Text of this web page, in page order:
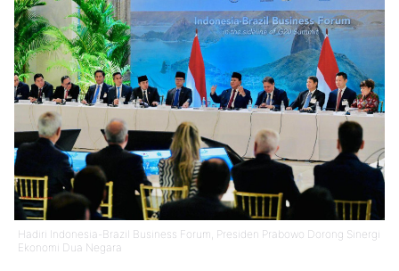
Hadiri Indonesia-Brazil Business Forum, Presiden Prabowo Dorong Sinergi
Ekonomi Dua Negara